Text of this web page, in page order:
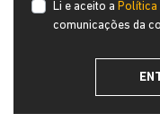
Li e aceito a Política
comunicações da